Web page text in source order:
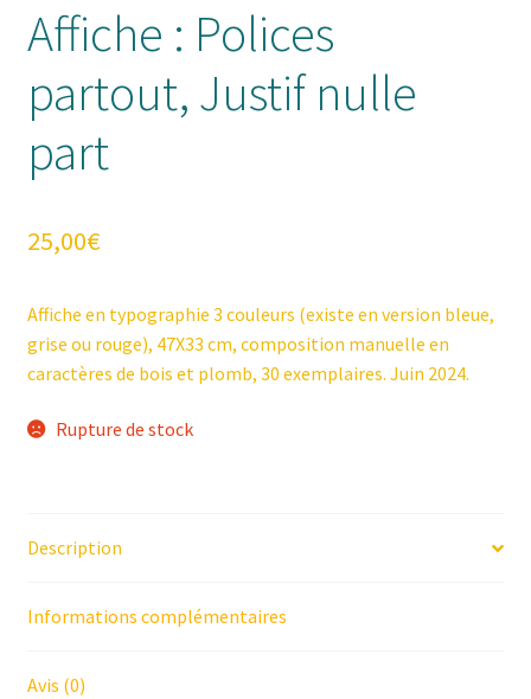
Affiche : Polices
partout, Justif nulle
part
25,00€
Affiche en typographie 3 couleurs (existe en version bleue,
grise ou rouge), 47X33 cm, composition manuelle en
caractères de bois et plomb, 30 exemplaires. Juin 2024.
Rupture de stock
Description
Informations complémentaires
Avis (0)